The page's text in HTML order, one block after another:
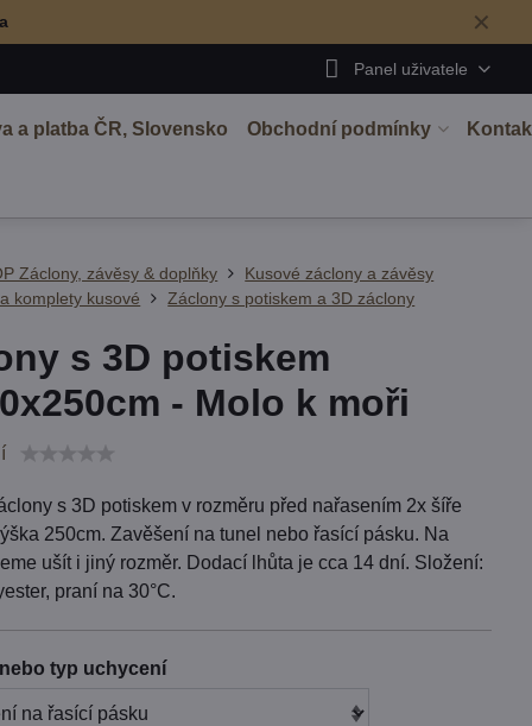
✕
Panel uživatele
a platba ČR, Slovensko Obchodní podmínky
Záclony, závěsy & doplňky
Kusové záclony a závěsy
komplety kusové
Záclony s potiskem a 3D záclony
s 3D potiskem
- Molo k moři
s 3D potiskem v rozměru před nařasením 2x šíře
250cm. Zavěšení na tunel nebo řasící pásku. Na
ušít i jiný rozměr. Dodací lhůta je cca 14 dní. Složení:
praní na 30°C.
typ uchycení